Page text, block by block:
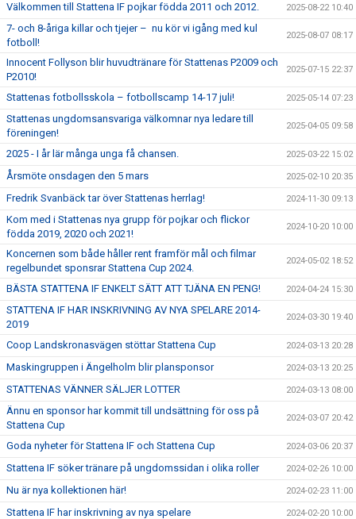
Välkommen till Stattena IF pojkar födda 2011 och 2012. 2025-08-22 10:40
7- och 8-åriga killar och tjejer – nu kör vi igång med kul
fotboll!
2025-08-07 08:17
Innocent Follyson blir huvudtränare för Stattenas P2009 och
P2010!
2025-07-15 22:37
Stattenas fotbollsskola – fotbollscamp 14-17 juli! 2025-05-14 07:23
Stattenas ungdomsansvariga välkomnar nya ledare till
föreningen!
2025-04-05 09:58
2025 - I år lär många unga få chansen. 2025-03-22 15:02
Årsmöte onsdagen den 5 mars 2025-02-10 20:35
Fredrik Svanbäck tar över Stattenas herrlag! 2024-11-30 09:13
Kom med i Stattenas nya grupp för pojkar och flickor
födda 2019, 2020 och 2021!
2024-10-20 10:00
Koncernen som både håller rent framför mål och filmar
regelbundet sponsrar Stattena Cup 2024.
2024-05-02 18:52
BÄSTA STATTENA IF ENKELT SÄTT ATT TJÄNA EN PENG! 2024-04-24 15:30
STATTENA IF HAR INSKRIVNING AV NYA SPELARE 2014-
2019
2024-03-30 19:40
Coop Landskronasvägen stöttar Stattena Cup 2024-03-13 20:28
Maskingruppen i Ängelholm blir plansponsor 2024-03-13 20:25
STATTENAS VÄNNER SÄLJER LOTTER 2024-03-13 08:00
Ännu en sponsor har kommit till undsättning för oss på
Stattena Cup
2024-03-07 20:42
Goda nyheter för Stattena IF och Stattena Cup 2024-03-06 20:37
Stattena IF söker tränare på ungdomssidan i olika roller 2024-02-26 10:00
Nu är nya kollektionen här! 2024-02-23 11:00
Stattena IF har inskrivning av nya spelare 2024-02-20 10:00